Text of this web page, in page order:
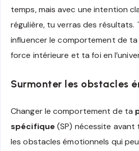
temps, mais avec une intention
régulière, tu verras des résultats.
influencer le comportement de ta
force intérieure et ta foi en
Surmonter les obstacles
Changer le comportement de ta
spécifique (SP) nécessite
les obstacles émotionnels qui